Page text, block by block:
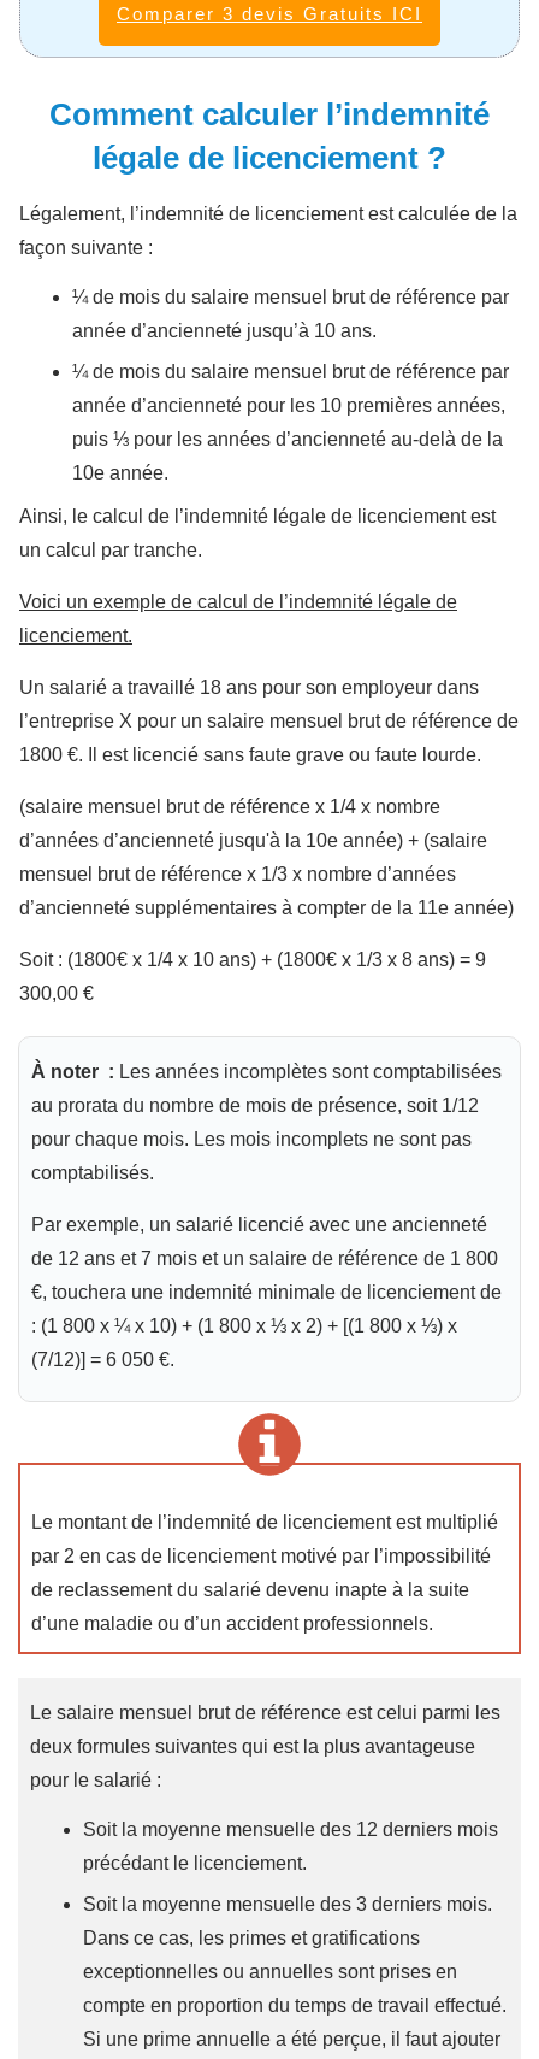
Comparer 3 devis Gratuits ICI
Comment calculer l’indemnité
légale de licenciement ?
Légalement, l’indemnité de licenciement est calculée de la
façon suivante :
¼ de mois du salaire mensuel brut de référence par
année d’ancienneté jusqu’à 10 ans.
¼ de mois du salaire mensuel brut de référence par
année d’ancienneté pour les 10 premières années,
puis ⅓ pour les années d’ancienneté au-delà de la
10e année.
Ainsi, le calcul de l’indemnité légale de licenciement est
un calcul par tranche.
Voici un exemple de calcul de l’indemnité légale de
licenciement.
Un salarié a travaillé 18 ans pour son employeur dans
l’entreprise X pour un salaire mensuel brut de référence de
1800 €. Il est licencié sans faute grave ou faute lourde.
(salaire mensuel brut de référence x 1/4 x nombre
d’années d’ancienneté jusqu'à la 10e année) + (salaire
mensuel brut de référence x 1/3 x nombre d’années
d’ancienneté supplémentaires à compter de la 11e année)
Soit : (1800€ x 1/4 x 10 ans) + (1800€ x 1/3 x 8 ans) = 9
300,00 €
À noter : Les années incomplètes sont comptabilisées
au prorata du nombre de mois de présence, soit 1/12
pour chaque mois. Les mois incomplets ne sont pas
comptabilisés.
Par exemple, un salarié licencié avec une ancienneté
de 12 ans et 7 mois et un salaire de référence de 1 800
€, touchera une indemnité minimale de licenciement de
: (1 800 x ¼ x 10) + (1 800 x ⅓ x 2) + [(1 800 x ⅓) x
(7/12)] = 6 050 €.
Le montant de l’indemnité de licenciement est multiplié
par 2 en cas de licenciement motivé par l’impossibilité
de reclassement du salarié devenu inapte à la suite
d’une maladie ou d’un accident professionnels.
Le salaire mensuel brut de référence est celui parmi les
deux formules suivantes qui est la plus avantageuse
pour le salarié :
Soit la moyenne mensuelle des 12 derniers mois
précédant le licenciement.
Soit la moyenne mensuelle des 3 derniers mois.
Dans ce cas, les primes et gratifications
exceptionnelles ou annuelles sont prises en
compte en proportion du temps de travail effectué.
Si une prime annuelle a été perçue, il faut ajouter